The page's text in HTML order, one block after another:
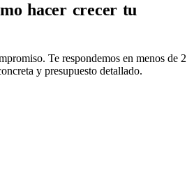
hacer crecer tu
Te respondemos en menos de 2
y presupuesto detallado.